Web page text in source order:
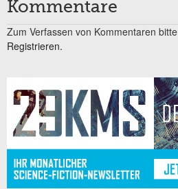
Kommentare
Zum Verfassen von Kommentaren bitte
Registrieren.